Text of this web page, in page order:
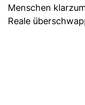
Menschen
Reale